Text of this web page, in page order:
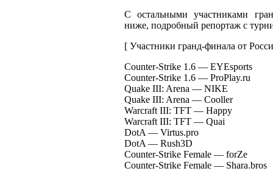
С остальными участниками
ниже, подробный репортаж с
[ Участники гранд-финала от
Counter-Strike 1.6 — EYEsports
Counter-Strike 1.6 — ProPlay.ru
Quake III: Arena — NIKE
Quake III: Arena — Cooller
Warcraft III: TFT — Happy
Warcraft III: TFT — Quai
DotA — Virtus.pro
DotA — Rush3D
Counter-Strike Female — forZe
Counter-Strike Female — Shara.bros